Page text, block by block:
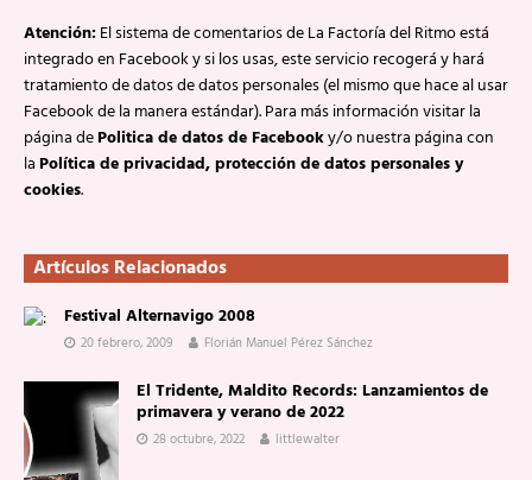
Atención:El sistema de comentarios de La Factoría del Ritmo está
integrado en Facebook y si los usas, este servicio recogerá y hará
tratamiento de datos de datos personales (el mismo que hace al usar
Facebook de la manera estándar). Para más información visitar la
página dePolitica de datos de Facebooky/o nuestra página con
laPolítica de privacidad, protección de datos personales y
cookies.
Artículos Relacionados
Festival Alternavigo 2008
20 febrero, 2009 Florián Manuel Pérez Sánchez
El Tridente, Maldito Records: Lanzamientos de
primavera y verano de 2022
28 octubre, 2022 littlewalter